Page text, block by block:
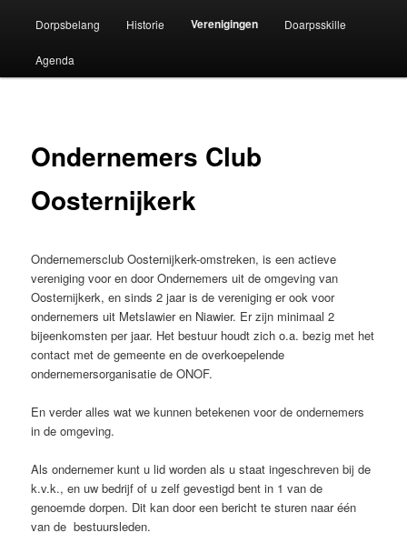
naar
de
inhoud
Dorpsbelang Historie Verenigingen Doarpsskille
Agenda
Ondernemers Club
Oosternijkerk
Ondernemersclub Oosternijkerk-omstreken, is een actieve
vereniging voor en door Ondernemers uit de omgeving van
Oosternijkerk, en sinds 2 jaar is de vereniging er ook voor
ondernemers uit Metslawier en Niawier. Er zijn minimaal 2
bijeenkomsten per jaar. Het bestuur houdt zich o.a. bezig met het
contact met de gemeente en de overkoepelende
ondernemersorganisatie de ONOF.
En verder alles wat we kunnen betekenen voor de ondernemers
in de omgeving.
Als ondernemer kunt u lid worden als u staat ingeschreven bij de
k.v.k., en uw bedrijf of u zelf gevestigd bent in 1 van de
genoemde dorpen. Dit kan door een bericht te sturen naar één
van de bestuursleden.